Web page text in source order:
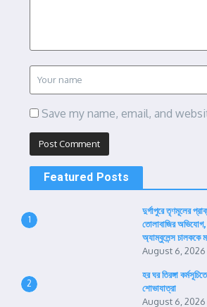
Save my name, email, and
Featured Posts
1
দুর্গাপুরে তৃণমূলের
তোলাবাজির অভিযোগ,
অ্যাম্বুলেন্স চালককে
August 6, 2026
2
হর ঘর তিরঙ্গা
শোভাযাত্রা
August 6, 2026